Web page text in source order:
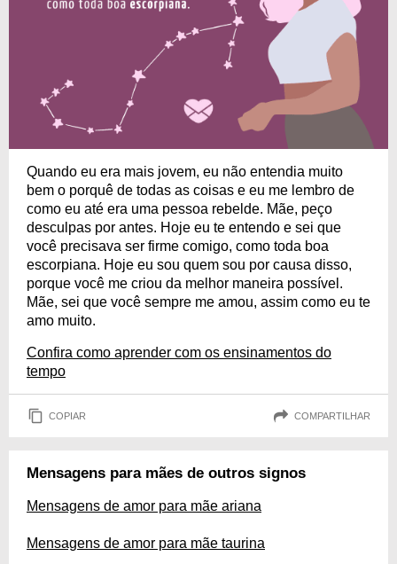
Quando eu era mais jovem, eu não entendia muito
bem o porquê de todas as coisas e eu me lembro de
como eu até era uma pessoa rebelde. Mãe, peço
desculpas por antes. Hoje eu te entendo e sei que
você precisava ser firme comigo, como toda boa
escorpiana. Hoje eu sou quem sou por causa disso,
porque você me criou da melhor maneira possível.
Mãe, sei que você sempre me amou, assim como eu te
amo muito.
Confira como aprender com os ensinamentos do
tempo
COPIAR COMPARTILHAR
Mensagens para mães de outros signos
Mensagens de amor para mãe ariana
Mensagens de amor para mãe taurina